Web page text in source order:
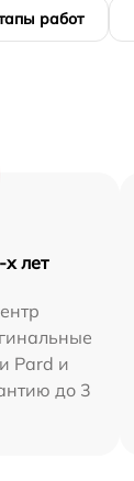
работ
лет
Pard и
до 3